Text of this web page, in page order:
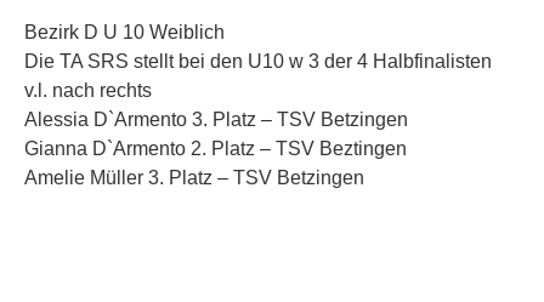
Bezirk D U 10 Weiblich
Die TA SRS stellt bei den U10 w 3 der 4 Halbfinalisten
v.l. nach rechts
Alessia D`Armento 3. Platz – TSV Betzingen
Gianna D`Armento 2. Platz – TSV Beztingen
Amelie Müller 3. Platz – TSV Betzingen